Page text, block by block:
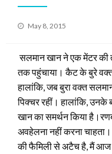
Posted
May 8, 2015
सलमान खान ने एक मेंटर की
तक पहुंचाया। कैट के बुरे वक्त
हालांकि, जब बुरा वक्त
पिक्चर रहीं। हालांकि,
खान का समर्थन किया है।
अवहेलना नहीं करना
की फैमिली से अटैच है, मैं आज